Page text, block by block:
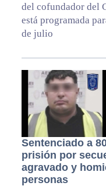
del cofundador del
está programada
de julio
Sentenciado a
prisión por
agravado y
personas